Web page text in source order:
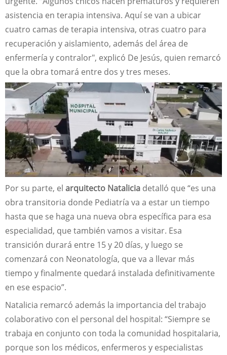
asistencia en terapia intensiva. Aquí se van a ubicar
cuatro camas de terapia intensiva, otras cuatro para
recuperación y aislamiento, además del área de
enfermería y contralor", explicó De Jesús, quien remarcó
que la obra tomará entre dos y tres meses.
Por su parte, el arquitecto Natalicia detalló que “es una
obra transitoria donde Pediatría va a estar un tiempo
hasta que se haga una nueva obra específica para esa
especialidad, que también vamos a visitar. Esa
transición durará entre 15 y 20 días, y luego se
comenzará con Neonatología, que va a llevar más
tiempo y finalmente quedará instalada definitivamente
en ese espacio”.
Natalicia remarcó además la importancia del trabajo
colaborativo con el personal del hospital: “Siempre se
trabaja en conjunto con toda la comunidad hospitalaria,
porque son los médicos, enfermeros y especialistas